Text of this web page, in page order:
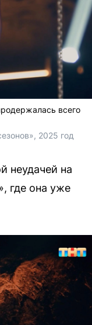
всего
2025 год
неудачей на
где она уже